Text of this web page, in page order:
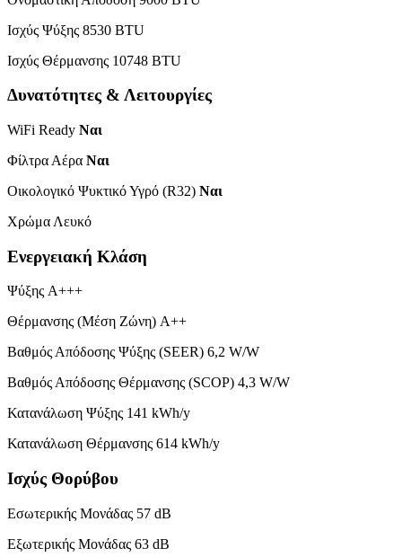
Ισχύς Ψύξης 8530 BTU
Ισχύς Θέρμανσης 10748 BTU
Δυνατότητες & Λειτουργίες
WiFi Ready Ναι
Φίλτρα Αέρα Ναι
Οικολογικό Ψυκτικό Υγρό (R32) Ναι
Χρώμα Λευκό
Ενεργειακή Κλάση
Ψύξης A+++
Θέρμανσης (Μέση Ζώνη) A++
Βαθμός Απόδοσης Ψύξης (SEER) 6,2 W/W
Βαθμός Απόδοσης Θέρμανσης (SCOP) 4,3 W/W
Κατανάλωση Ψύξης 141 kWh/y
Κατανάλωση Θέρμανσης 614 kWh/y
Ισχύς Θορύβου
Εσωτερικής Μονάδας 57 dB
Εξωτερικής Μονάδας 63 dB